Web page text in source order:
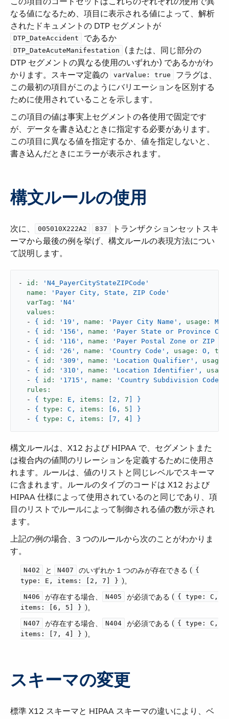
なる値になるため、項目に表示される値によって、解析
されたドキュメントの DTP セグメントが ​
DTP_DateAccident ​ であるか ​
DTP_DateAcuteManifestation
​ (または、同じ部分の
DTP セグメントの異なる使用のいずれか) であるかがわ
かります。スキーマ定義の ​
varValue: true
​ フラグは、
この最初の項目がこのようにバリエーションを区別する
ために使用されていることを示します。
この項目の値は事実上セグメントの各使用で固定です
が、データを書き込むときに指定する必要があります。
この項目に異なる値を指定するか、値を指定しないと、
書き込んだときにエラーが表示されます。
構文ルールの使用
次に、​ 005010X222A2 837
​ トランザクションセットスキ
ーマから最後の例を挙げ、構文ルールの表現方法につい
て説明します。
- id:
'N4_PayerCityStateZIPCode'
name:
'Payer City, State, ZIP Code'
varTag:
'N4'
values:
-
{ id: '19' , name: 'Payer City Name' , usage: M,
-
{ id: '156' , name:
'Payer State or Province
-
{ id: '116' , name:
'Payer Postal Zone or ZIP
-
{ id: '26' , name: 'Country Code' , usage: O,
-
{ id: '309' , name: 'Location Qualifier' ,
usage:
-
{ id: '310' , name: 'Location Identifier' ,
-
{ id: '1715' , name: 'Country Subdivision Code'
rules:
-
{ type: E, items: [2, 7
}
-
{ type: C, items: [6, 5
}
-
{ type: C, items: [7, 4 }
構文ルールは、X12 および HIPAA で、セグメントまた
は複合内の値間のリレーションを定義するために使用さ
れます。ルールは、値のリストと同じレベルでスキーマ
に含まれます。ルールのタイプのコードは X12 および
HIPAA 仕様によって使用されているのと同じであり、項
目のリストでルールによって制御される値の数が示され
ます。
上記の例の場合、3 つのルールから次のことがわかりま
す。
N402 ​ と ​ N407 ​ のいずれか 1 つのみが存在できる (​ {
type: E, items: [2, 7] } ​)。
N406 ​ が存在する場合、​ N405 ​ が必須である (​ { type: C,
items: [6, 5] } ​)。
N407 ​ が存在する場合、​ N404 ​ が必須である (​ { type: C,
items: [7, 4] } ​)。
スキーマの変更
標準 X12 スキーマと HIPAA スキーマの違いにより、ベ